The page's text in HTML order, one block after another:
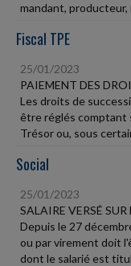
mandant, producteur,
Fiscal TPE
25/01/2023
PAIEMENT DES
Les droits de
être réglés comptant
Trésor ou, sous
Social
25/01/2023
SALAIRE VERSÉ
Depuis le 27
ou par virement doit
dont le salarié est